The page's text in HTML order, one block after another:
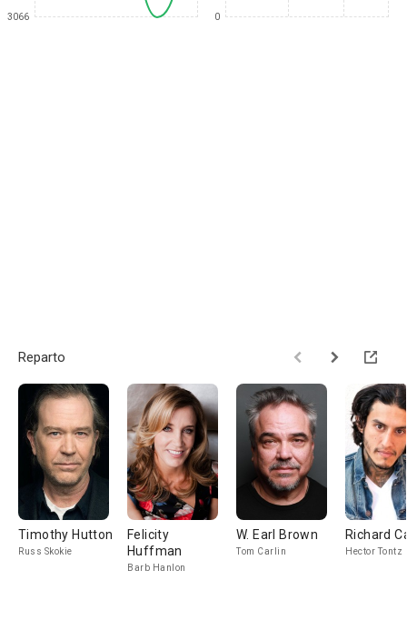
3066 0
Reparto
Timothy Hutton
Russ Skokie
Felicity
Huffman
Barb Hanlon
W. Earl Brown
Tom Carlin
Richard
Hector Tontz